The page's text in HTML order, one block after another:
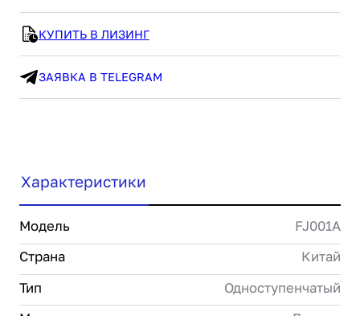
КУПИТЬ В ЛИЗИНГ
ЗАЯВКА В TELEGRAM
Характеристики
Модель
FJ001A
Страна
Китай
Тип
Одноступенчатый